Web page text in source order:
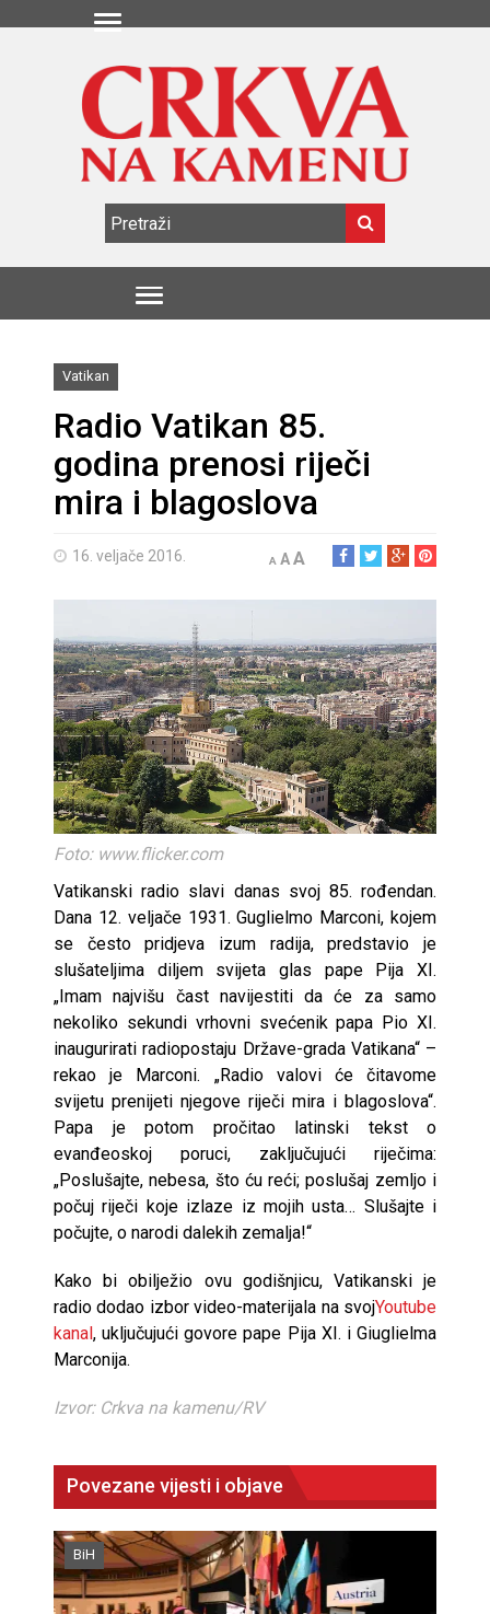
Vatikan
Radio Vatikan 85.
godina prenosi riječi
mira i blagoslova
16. veljače 2016. A AA
Foto: www.flicker.com
Vatikanski radio slavi danas svoj 85. rođendan.
Dana 12. veljače 1931. Guglielmo Marconi, kojem
se često pridjeva izum radija, predstavio je
slušateljima diljem svijeta glas pape Pija XI.
„Imam najvišu čast navijestiti da će za samo
nekoliko sekundi vrhovni svećenik papa Pio XI.
inaugurirati radiopostaju Države-grada Vatikana“ –
rekao je Marconi. „Radio valovi će čitavome
svijetu prenijeti njegove riječi mira i blagoslova“.
Papa je potom pročitao latinski tekst o
evanđeoskoj poruci, zaključujući riječima:
„Poslušajte, nebesa, što ću reći; poslušaj zemljo i
počuj riječi koje izlaze iz mojih usta… Slušajte i
počujte, o narodi dalekih zemalja!“
Kako bi obilježio ovu godišnjicu, Vatikanski je
radio dodao izbor video-materijala na svojYoutube
kanal, uključujući govore pape Pija XI. i Giuglielma
Marconija.
Izvor: Crkva na kamenu/RV
Povezane vijesti i objave
BiH